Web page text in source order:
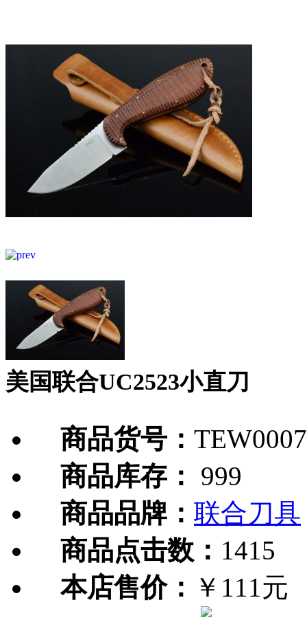
美国联合UC2523小直刀
商品货号：
商品库存：
999
商品品牌： 联合刀具
商品点击数： 1415
本店售价： ￥111元